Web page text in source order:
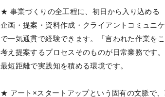
★ 事業づくりの全工程に、初日から入り込める
企画・提案・資料作成・クライアントコミュニ
で一気通貫で経験できます。「言われた作業を
考え提案するプロセスそのものが日常業務です
最短距離で実践知を積める環境です。
★ アート×スタートアップという固有の文脈で